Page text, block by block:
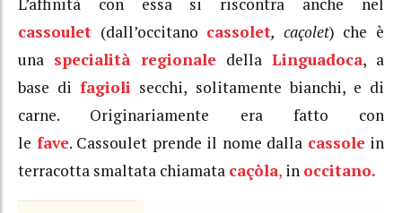
L’affinità con essa si riscontra anche nel
cassoulet (dall’occitano cassolet, caçolet) che è
una specialità regionale della Linguadoca, a
base difagioli secchi, solitamente bianchi, e di
carne. Originariamente era fatto con
le fave. Cassoulet prende il nome dalla cassolein
terracotta smaltata chiamata caçòla, in occitano.